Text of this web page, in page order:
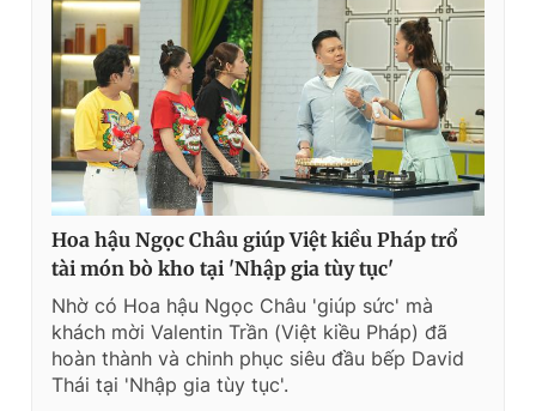
Hoa hậu Ngọc Châu giúp Việt kiều Pháp trổ
tài món bò kho tại 'Nhập gia tùy tục'
Nhờ có Hoa hậu Ngọc Châu 'giúp sức' mà
khách mời Valentin Trần (Việt kiều Pháp) đã
hoàn thành và chinh phục siêu đầu bếp David
Thái tại 'Nhập gia tùy tục'.